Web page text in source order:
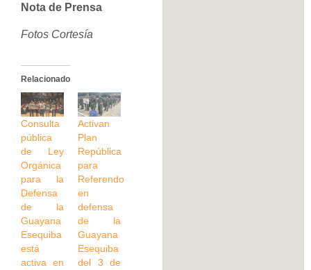
Nota de Prensa
Fotos Cortesía
Relacionado
Consulta
pública
de Ley
Orgánica
para la
Defensa
de la
Guayana
Esequiba
está
activa en
Activan
Plan
República
para
Referendo
en
defensa
de la
Guayana
Esequiba
del 3 de